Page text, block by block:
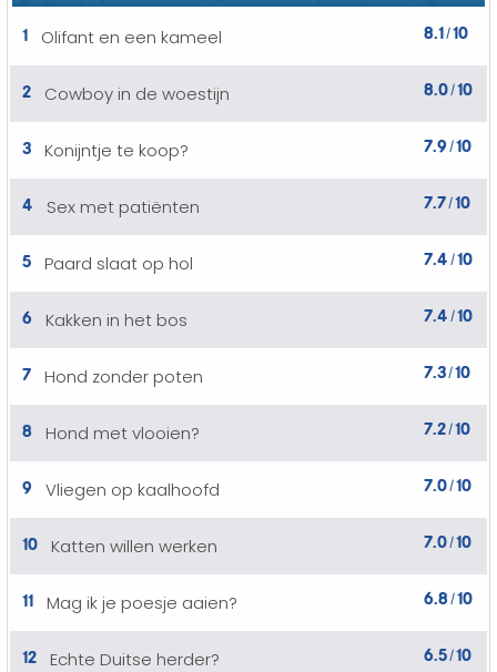
1
Olifant en een kameel 8.1/10
2 Cowboy in de woestijn 8.0/10
3 Konijntje te koop? 7.9 /10
4 Sex met patiënten 7.7/10
5 Paard slaat op hol 7.4 /10
6 Kakken in het bos 7.4 /10
7 Hond zonder poten 7.3/10
8 Hond met vlooien? 7.2/10
9 Vliegen op kaalhoofd 7.0/10
10 Katten willen werken 7.0/10
11 Mag ik je poesje aaien? 6.8/10
12 Echte Duitse herder? 6.5/10